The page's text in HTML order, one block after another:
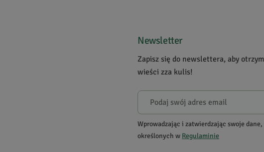
W naszej witrynie opinie mogą dodawać tylko osoby, które zakupiły
Newsletter
Zapisz się do newslettera, aby
wieści zza kulis!
Wprowadzając i zatwierdzając swoje
określonych w Regulaminie